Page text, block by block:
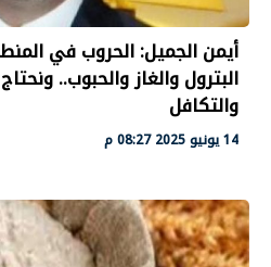
أيمن الجميل: الحروب في
البترول والغاز والحبوب..
والتكافل
14 يونيو 2025 08:27 م